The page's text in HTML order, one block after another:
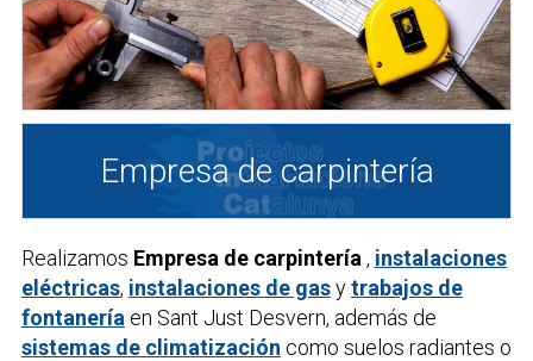
Empresa de carpintería
Realizamos Empresa de carpintería , instalaciones
eléctricas, instalaciones de gasytrabajos de
fontanería en Sant Just Desvern, además de
sistemas de climatización como suelos radiantes o